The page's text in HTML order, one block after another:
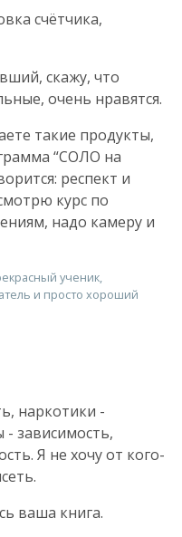
счётчика,
скажу, что
очень нравятся.
такие продукты,
“СОЛО на
респект и
курс по
надо камеру и
ученик,
и просто хороший
наркотики -
- зависимость,
Я не хочу от кого-
ваша книга.